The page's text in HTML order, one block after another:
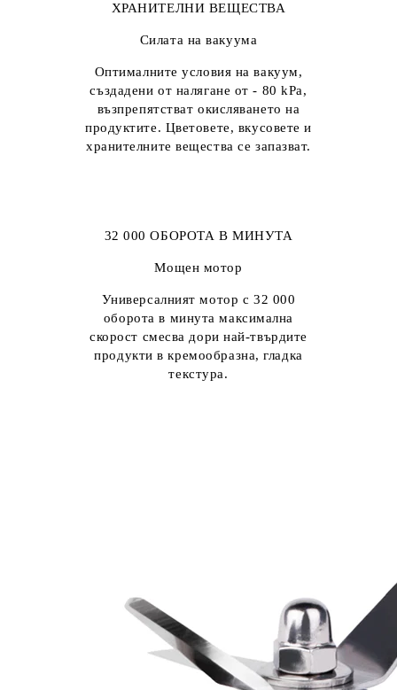
ХРАНИТЕЛНИ ВЕЩЕСТВА
Силата на вакуума
Оптималните условия на вакуум,
създадени от налягане от - 80 kPa,
възпрепятстват окисляването на
продуктите. Цветовете, вкусовете и
хранителните вещества се запазват.
32 000 ОБОРОТА В МИНУТА
Мощен мотор
Универсалният мотор с 32 000
оборота в минута максимална
скорост смесва дори най-твърдите
продукти в кремообразна, гладка
текстура.